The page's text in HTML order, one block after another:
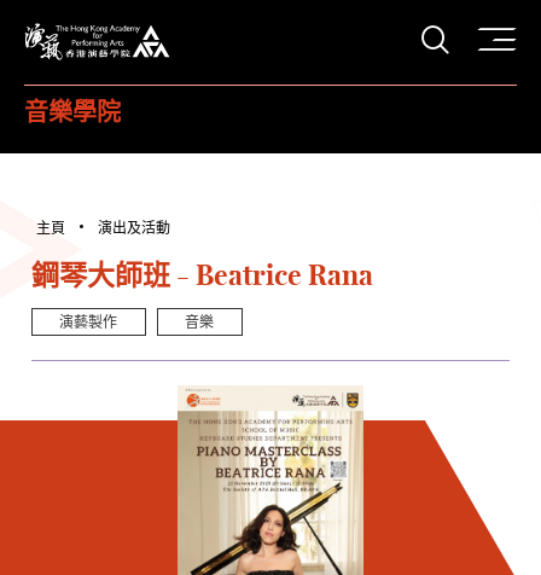
打開
音樂學院
主頁 演出及活動
鋼琴大師班 - Beatrice Rana
演藝製作 音樂